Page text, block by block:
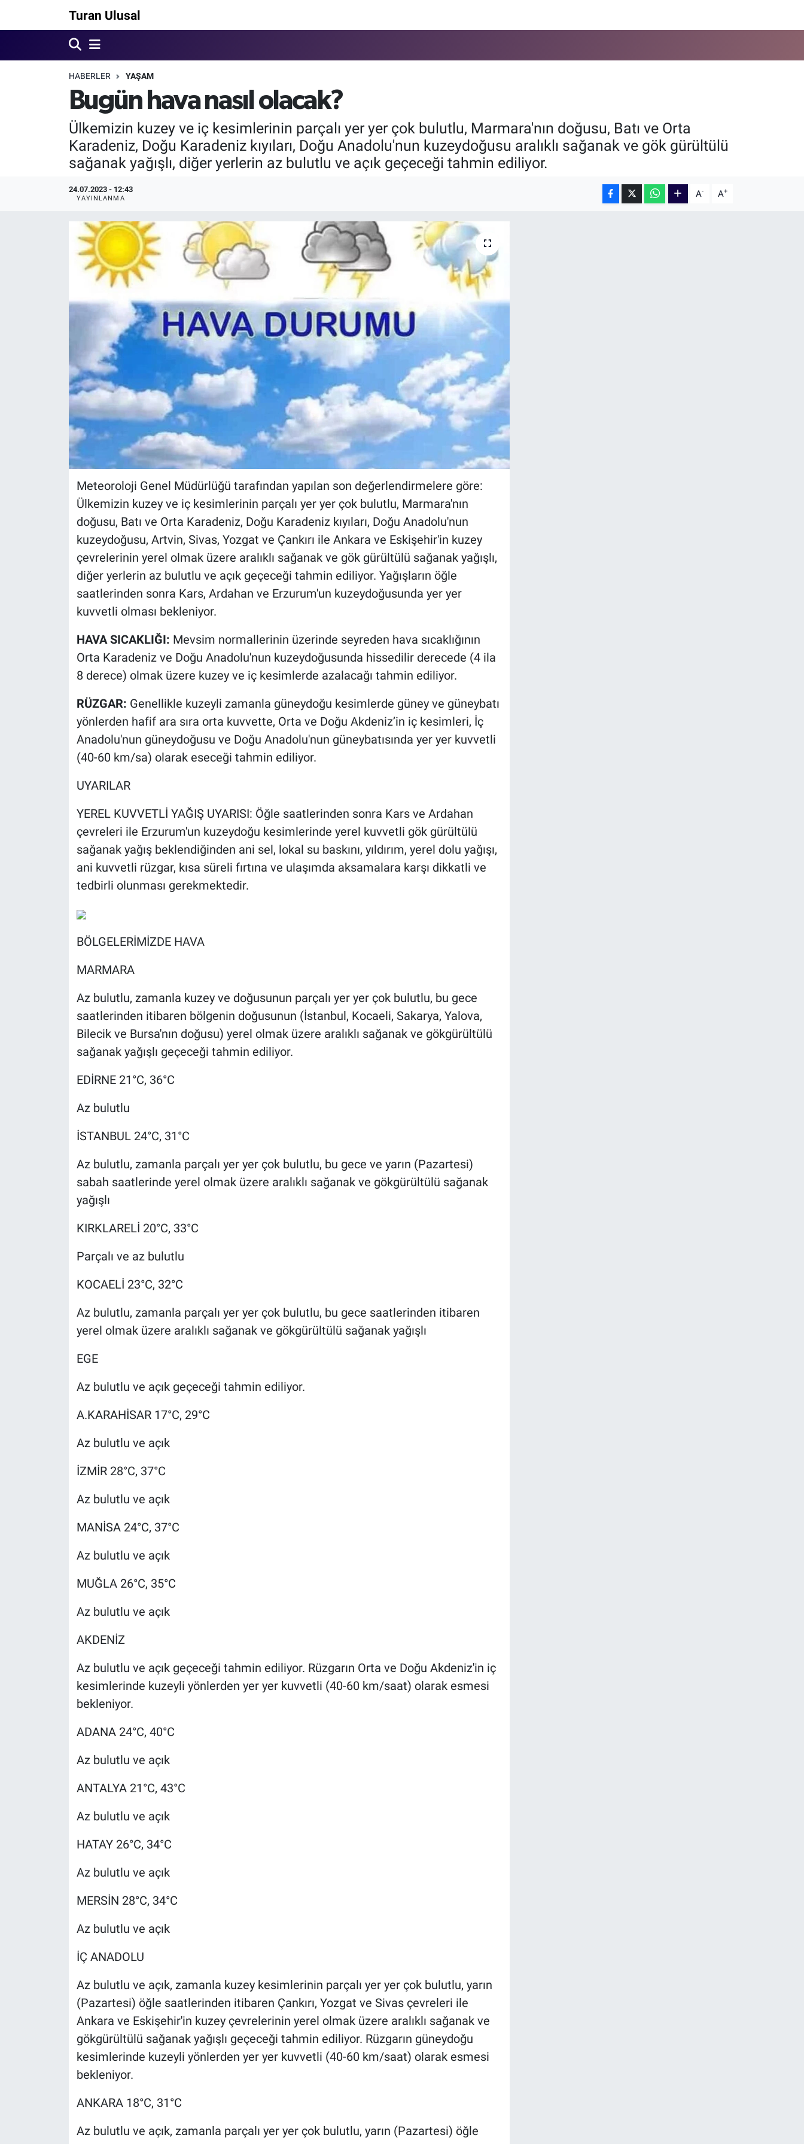
Turan Ulusal
HABERLER YAŞAM
Bugün hava nasıl olacak?
Ülkemizin kuzey ve iç kesimlerinin parçalı yer yer çok bulutlu, Marmara'nın doğusu, Batı ve Orta
Karadeniz, Doğu Karadeniz kıyıları, Doğu Anadolu'nun kuzeydoğusu aralıklı sağanak ve gök gürültülü
sağanak yağışlı, diğer yerlerin az bulutlu ve açık geçeceği tahmin ediliyor.
24.07.2023 - 12:43
YAYINLANMA A- A+
Meteoroloji Genel Müdürlüğü tarafından yapılan son değerlendirmelere göre:
Ülkemizin kuzey ve iç kesimlerinin parçalı yer yer çok bulutlu, Marmara'nın
doğusu, Batı ve Orta Karadeniz, Doğu Karadeniz kıyıları, Doğu Anadolu'nun
kuzeydoğusu, Artvin, Sivas, Yozgat ve Çankırı ile Ankara ve Eskişehir'in kuzey
çevrelerinin yerel olmak üzere aralıklı sağanak ve gök gürültülü sağanak yağışlı,
diğer yerlerin az bulutlu ve açık geçeceği tahmin ediliyor. Yağışların öğle
saatlerinden sonra Kars, Ardahan ve Erzurum'un kuzeydoğusunda yer yer
kuvvetli olması bekleniyor.
HAVA SICAKLIĞI: Mevsim normallerinin üzerinde seyreden hava sıcaklığının
Orta Karadeniz ve Doğu Anadolu'nun kuzeydoğusunda hissedilir derecede (4 ila
8 derece) olmak üzere kuzey ve iç kesimlerde azalacağı tahmin ediliyor.
RÜZGAR: Genellikle kuzeyli zamanla güneydoğu kesimlerde güney ve güneybatı
yönlerden hafif ara sıra orta kuvvette, Orta ve Doğu Akdeniz’in iç kesimleri, İç
Anadolu'nun güneydoğusu ve Doğu Anadolu'nun güneybatısında yer yer kuvvetli
(40-60 km/sa) olarak eseceği tahmin ediliyor.
UYARILAR
YEREL KUVVETLİ YAĞIŞ UYARISI: Öğle saatlerinden sonra Kars ve Ardahan
çevreleri ile Erzurum'un kuzeydoğu kesimlerinde yerel kuvvetli gök gürültülü
sağanak yağış beklendiğinden ani sel, lokal su baskını, yıldırım, yerel dolu yağışı,
ani kuvvetli rüzgar, kısa süreli fırtına ve ulaşımda aksamalara karşı dikkatli ve
tedbirli olunması gerekmektedir.
BÖLGELERİMİZDE HAVA
MARMARA
Az bulutlu, zamanla kuzey ve doğusunun parçalı yer yer çok bulutlu, bu gece
saatlerinden itibaren bölgenin doğusunun (İstanbul, Kocaeli, Sakarya, Yalova,
Bilecik ve Bursa'nın doğusu) yerel olmak üzere aralıklı sağanak ve gökgürültülü
sağanak yağışlı geçeceği tahmin ediliyor.
EDİRNE 21°C, 36°C
Az bulutlu
İSTANBUL 24°C, 31°C
Az bulutlu, zamanla parçalı yer yer çok bulutlu, bu gece ve yarın (Pazartesi)
sabah saatlerinde yerel olmak üzere aralıklı sağanak ve gökgürültülü sağanak
yağışlı
KIRKLARELİ 20°C, 33°C
Parçalı ve az bulutlu
KOCAELİ 23°C, 32°C
Az bulutlu, zamanla parçalı yer yer çok bulutlu, bu gece saatlerinden itibaren
yerel olmak üzere aralıklı sağanak ve gökgürültülü sağanak yağışlı
EGE
Az bulutlu ve açık geçeceği tahmin ediliyor.
A.KARAHİSAR 17°C, 29°C
Az bulutlu ve açık
İZMİR 28°C, 37°C
Az bulutlu ve açık
MANİSA 24°C, 37°C
Az bulutlu ve açık
MUĞLA 26°C, 35°C
Az bulutlu ve açık
AKDENİZ
Az bulutlu ve açık geçeceği tahmin ediliyor. Rüzgarın Orta ve Doğu Akdeniz'in iç
kesimlerinde kuzeyli yönlerden yer yer kuvvetli (40-60 km/saat) olarak esmesi
bekleniyor.
ADANA 24°C, 40°C
Az bulutlu ve açık
ANTALYA 21°C, 43°C
Az bulutlu ve açık
HATAY 26°C, 34°C
Az bulutlu ve açık
MERSİN 28°C, 34°C
Az bulutlu ve açık
İÇ ANADOLU
Az bulutlu ve açık, zamanla kuzey kesimlerinin parçalı yer yer çok bulutlu, yarın
(Pazartesi) öğle saatlerinden itibaren Çankırı, Yozgat ve Sivas çevreleri ile
Ankara ve Eskişehir'in kuzey çevrelerinin yerel olmak üzere aralıklı sağanak ve
gökgürültülü sağanak yağışlı geçeceği tahmin ediliyor. Rüzgarın güneydoğu
kesimlerinde kuzeyli yönlerden yer yer kuvvetli (40-60 km/saat) olarak esmesi
bekleniyor.
ANKARA 18°C, 31°C
Az bulutlu ve açık, zamanla parçalı yer yer çok bulutlu, yarın (Pazartesi) öğle